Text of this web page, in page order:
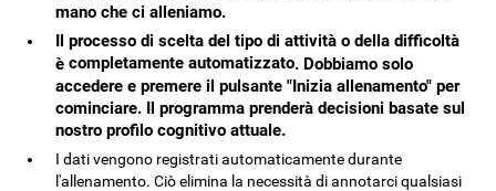
mano che ci alleniamo.
Il processo di scelta del tipo di attività o della difficoltà
ècompletamente automatizzato. Dobbiamo solo
accedere e premere il pulsante "Inizia allenamento" per
cominciare. Il programma prenderà decisioni basate sul
nostro profilo cognitivo attuale.
I dati vengono registrati automaticamente durante
l'allenamento. Ciò elimina la necessità di annotarci qualsiasi